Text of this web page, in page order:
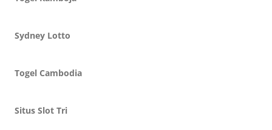
Sydney Lotto
Togel Cambodia
Situs Slot Tri